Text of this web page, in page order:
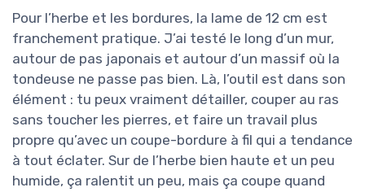
Pour l’herbe et les bordures, la lame de 12 cm est
franchement pratique. J’ai testé le long d’un mur,
autour de pas japonais et autour d’un massif où la
tondeuse ne passe pas bien. Là, l’outil est dans son
élément : tu peux vraiment détailler, couper au ras
sans toucher les pierres, et faire un travail plus
propre qu’avec un coupe-bordure à fil qui a tendance
à tout éclater. Sur de l’herbe bien haute et un peu
humide, ça ralentit un peu, mais ça coupe quand